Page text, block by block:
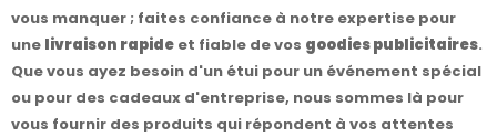
vous manquer ; faites confiance à notre expertise pour
une livraison rapide et fiable de vos goodies publicitaires.
Que vous ayez besoin d'un étui pour un événement spécial
ou pour des cadeaux d'entreprise, nous sommes là pour
vous fournir des produits qui répondent à vos attentes